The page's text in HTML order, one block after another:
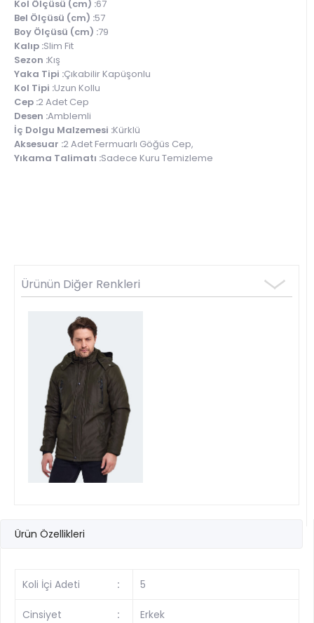
Kol Ölçüsü (cm) :67
Bel Ölçüsü (cm) :57
Boy Ölçüsü (cm) :79
Kalıp :Slim Fit
Sezon :Kış
Yaka Tipi :Çıkabilir Kapüşonlu
Kol Tipi :Uzun Kollu
Cep :2 Adet Cep
Desen :Amblemli
İç Dolgu Malzemesi :Kürklü
Aksesuar :2 Adet Fermuarlı Göğüs Cep,
Yıkama Talimatı :Sadece Kuru Temizleme
Ürünün Diğer Renkleri
Ürün Özellikleri
Koli İçi Adeti : 5
Cinsiyet : Erkek